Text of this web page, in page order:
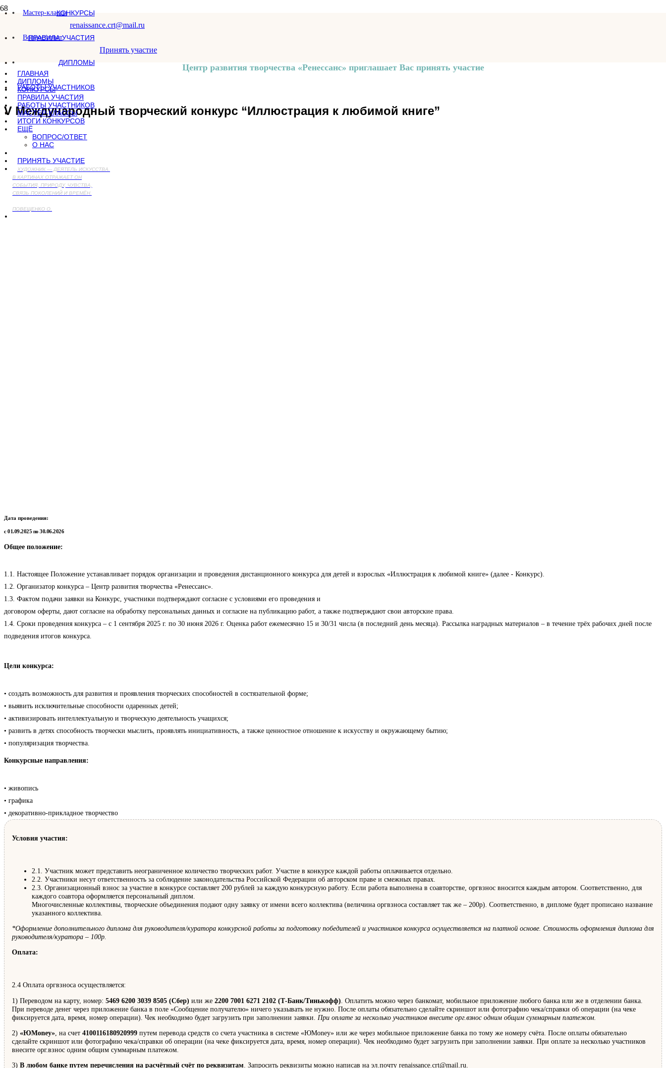
Мастер-классы
Вопрос/ответ
renaissance.crt@mail.ru
КОНКУРСЫ
ПРАВИЛА УЧАСТИЯ
ДИПЛОМЫ
РАБОТЫ УЧАСТНИКОВ
Принять участие
ГЛАВНАЯ
ДИПЛОМЫ
КОНКУРСЫ
ПРАВИЛА УЧАСТИЯ
РАБОТЫ УЧАСТНИКОВ
МАСТЕР-КЛАССЫ
ИТОГИ КОНКУРСОВ
ЕЩЁ
ВОПРОС/ОТВЕТ
О НАС
ПРИНЯТЬ УЧАСТИЕ
ХУДОЖНИК — ДЕЯТЕЛЬ ИСКУССТВА.
В КАРТИНАХ ОТРАЖАЕТ ОН
СОБЫТИЯ, ПРИРОДУ, ЧУВСТВА,
СВЯЗЬ ПОКОЛЕНИЙ И ВРЕМЁН.
ПОВЕЩЕНКО О.
Центр развития творчества «Ренессанс» приглашает Вас принять участие
V Международный творческий конкурс “Иллюстрация к любимой книге”
Дата проведения:
с 01.09.2025 по 30.06.2026
Общее положение:
1.1. Настоящее Положение устанавливает порядок организации и проведения дистанционного конкурса для детей и взрослых «Иллюстрация к любимой книге» (далее - Конкурс).
1.2. Организатор конкурса – Центр развития творчества «Ренессанс».
1.3. Фактом подачи заявки на Конкурс, участники подтверждают согласие с условиями его проведения и
договором оферты, дают согласие на обработку персональных данных и согласие на публикацию работ, а также подтверждают свои авторские права.
1.4. Сроки проведения конкурса – с 1 сентября 2025 г. по 30 июня 2026 г. Оценка работ ежемесячно 15 и 30/31 числа (в последний день месяца). Рассылка наградных материалов – в течение трёх рабочих дней после
подведения итогов конкурса.
Цели конкурса:
• создать возможность для развития и проявления творческих способностей в состязательной форме;
• выявить исключительные способности одаренных детей;
• активизировать интеллектуальную и творческую деятельность учащихся;
• развить в детях способность творчески мыслить, проявлять инициативность, а также ценностное отношение к искусству и окружающему бытию;
• популяризация творчества.
Конкурсные направления:
• живопись
• графика
• декоративно-прикладное творчество
Условия участия:
2.1. Участник может представить неограниченное количество творческих работ. Участие в конкурсе каждой работы оплачивается отдельно.
2.2. Участники несут ответственность за соблюдение законодательства Российской Федерации об авторском праве и смежных правах.
2.3. Организационный взнос за участие в конкурсе составляет 200 рублей за каждую конкурсную работу. Если работа выполнена в соавторстве, оргвзнос вносится каждым автором. Соответственно, для
каждого соавтора оформляется персональный диплом.
Многочисленные коллективы, творческие объединения подают одну заявку от имени всего коллектива (величина оргвзноса составляет так же – 200р). Соответственно, в дипломе будет прописано название
указанного коллектива.
*Оформление дополнительного диплома для руководителя/куратора конкурсной работы за подготовку победителей и участников конкурса осуществляется на платной основе. Стоимость оформления диплома для
руководителя/куратора – 100р.
Оплата:
2.4 Оплата оргвзноса осуществляется:
1) Переводом на карту, номер: 5469 6200 3039 8505 (Сбер) или же 2200 7001 6271 2102 (Т-Банк/Тинькофф) . Оплатить можно через банкомат, мобильное приложение любого банка или же в отделении банка.
При переводе денег через приложение банка в поле «Сообщение получателю» ничего указывать не нужно. После оплаты обязательно сделайте скриншот или фотографию чека/справки об операции (на чеке
фиксируется дата, время, номер операции). Чек необходимо будет загрузить при заполнении заявки. При оплате за несколько участников внесите орг.взнос одним общим суммарным платежом.
2) «ЮMoney» , на счет 4100116180920999 путем перевода средств со счета участника в системе «ЮMoney» или же через мобильное приложение банка по тому же номеру счёта. После оплаты обязательно
сделайте скриншот или фотографию чека/справки об операции (на чеке фиксируется дата, время, номер операции). Чек необходимо будет загрузить при заполнении заявки. При оплате за несколько участников
внесите орг.взнос одним общим суммарным платежом.
3) В любом банке путем перечисления на расчётный счёт по реквизитам. Запросить реквизиты можно написав на эл.почту renaissance.crt@mail.ru.